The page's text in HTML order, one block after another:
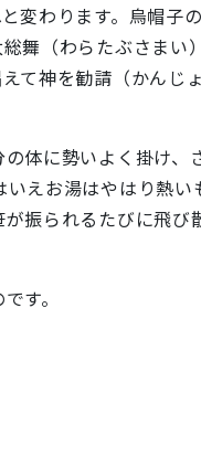
変わります。烏帽子
舞（わらたぶさまい
て神を勧請（かんじ
体に勢いよく掛け、
えお湯はやはり熱い
振られるたびに飛び
す。